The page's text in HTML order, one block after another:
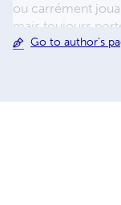
ou carrément
mais toujours
donnant la parole
à 1000, 100
toujours un
sentant enfin
Go to author's